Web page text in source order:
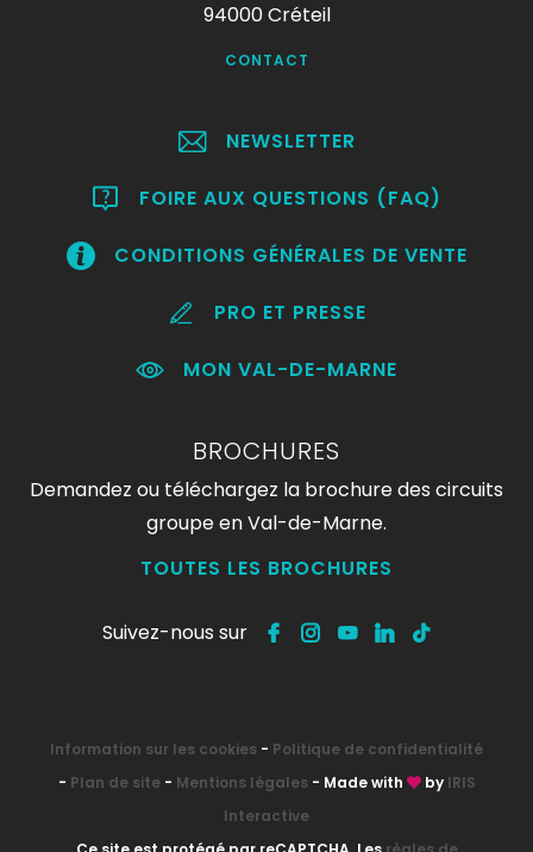
94000 Créteil
CONTACT
NEWSLETTER
FOIRE AUX QUESTIONS (FAQ)
CONDITIONS GÉNÉRALES DE VENTE
PRO ET PRESSE
MON VAL-DE-MARNE
BROCHURES
Demandez ou téléchargez la brochure des circuits
groupe en Val-de-Marne.
TOUTES LES BROCHURES
Suivez-nous sur
Information sur les cookies - Politique de confidentialité
- Plan de site- Mentions légales- Made with by IRIS
Interactive